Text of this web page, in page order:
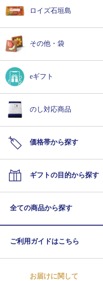
ロイズ石垣島
その他・袋
eギフト
のし対応商品
価格帯から探す
ギフトの目的から探す
全ての商品から探す
ご利用ガイドはこちら
お届けに関して